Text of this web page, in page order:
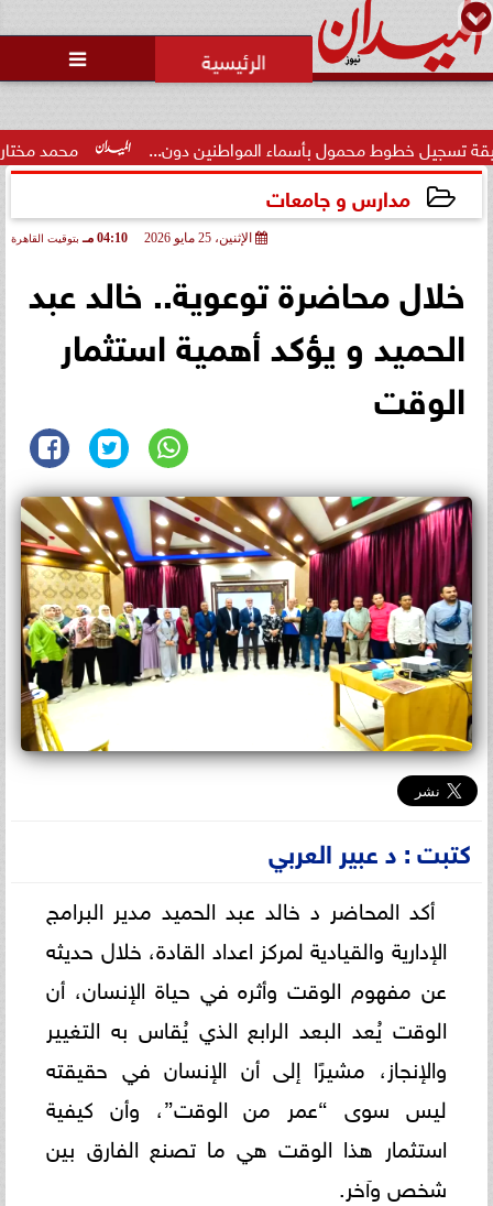

محمد مختار جمعة: محمول بأسماء المواطنين دون...
مدارس و جامعات
الإثنين، 25 مايو 2026 04:10 مـ بتوقيت القاهرة
خلال محاضرة توعوية.. خالد عبد
الحميد و يؤكد أهمية استثمار
الوقت
كتبت : د عبير العربي
أكد المحاضر د خالد عبد الحميد مدير البرامج
الإدارية والقيادية لمركز اعداد القادة، خلال حديثه
عن مفهوم الوقت وأثره في حياة الإنسان، أن
الوقت يُعد البعد الرابع الذي يُقاس به التغيير
والإنجاز، مشيرًا إلى أن الإنسان في حقيقته
ليس سوى “عمر من الوقت”، وأن كيفية
استثمار هذا الوقت هي ما تصنع الفارق بين
شخص وآخر.